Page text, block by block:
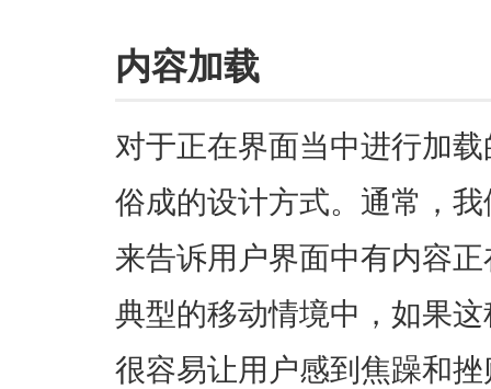
内容加载
对于正在界面当中进行加
俗成的设计方式。通常，
来告诉用户界面中有内容
典型的移动情境中，如果
很容易让用户感到焦躁和